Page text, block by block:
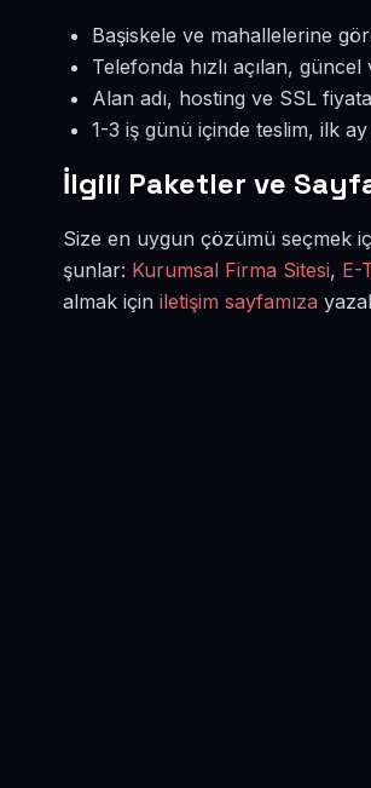
Başiskele ve mahallelerine
Telefonda hızlı açılan,
Alan adı, hosting ve SSL
1-3 iş günü içinde teslim, ilk
İlgili Paketler ve
Size en uygun çözümü seçmek
şunlar: Kurumsal Firma Sitesi, E-
almak için iletişim sayfamıza